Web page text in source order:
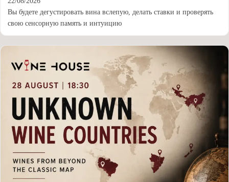
Вы будете дегустировать вина вслепую, делать ставки и проверять
свою сенсорную память и интуицию